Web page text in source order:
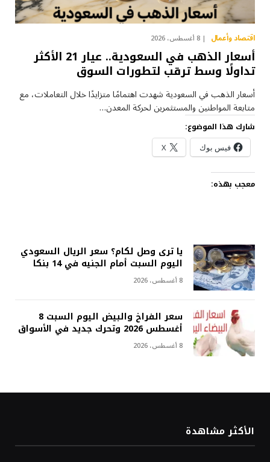
اقتصاد وأعمال 8 أغسطس، 2026
أسعار الذهب في السعودية.. عيار 21 الأكثر
تداولًا وسط ترقب لتطورات السوق
أسعار الذهب في السعودية شهدت اهتمامًا متزايدًا خلال التعاملات، مع
متابعة المواطنين والمستثمرين لحركة المعدن…
شارك هذا الموضوع:
فيس بوك X
معجب بهذه:
يا ترى وصل لكام؟ سعر الريال السعودي
اليوم السبت أمام الجنيه في 14 بنكا
8 أغسطس، 2026
سعر الفراخ والبيض اليوم السبت 8
أغسطس 2026 وتحرك جديد في الأسواق
8 أغسطس، 2026
الأكثر مشاهدة